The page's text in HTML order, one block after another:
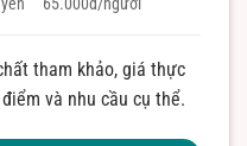
65.000đ/người
tham khảo, giá thực
và nhu cầu cụ thể.